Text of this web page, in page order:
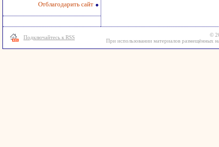
Отблагодарить сайт
Подключайтесь к RSS
©
При использовании материалов размещённых